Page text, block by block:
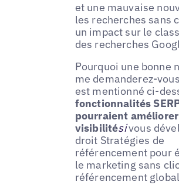
et une mauvaise
les recherches sans
un impact sur le
des recherches
Pourquoi une bonne
me demanderez-
est mentionné ci-
fonctionnalités
pourraient
visibilitésivous
droit Stratégies de
référencement pour
le marketing sans
référencement